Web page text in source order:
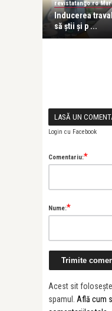
revistatango.ro
Inducerea
să știi și p ...
LASĂ UN
Login cu Facebook
Comentariu:*
Nume:*
Acest sit
spamul. Află cum